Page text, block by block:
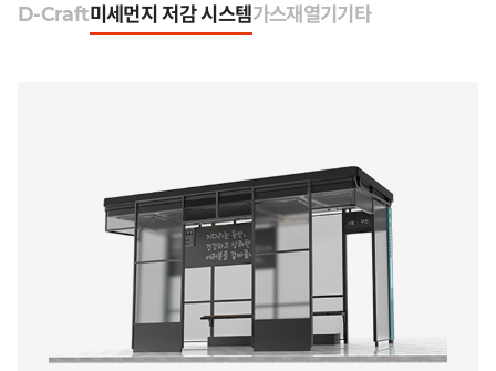
D-Craft미세먼지 저감 시스템가스재열기 기타